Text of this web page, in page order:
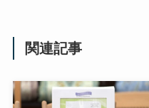
関連記事